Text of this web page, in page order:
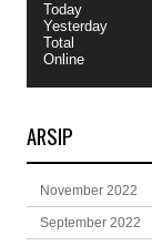
Today
Yesterday
Total
Online
ARSIP
November 2022
September 2022